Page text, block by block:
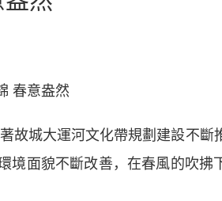
春意盎然
城大運河文化帶規劃建設不斷
境面貌不斷改善，在春風的吹拂